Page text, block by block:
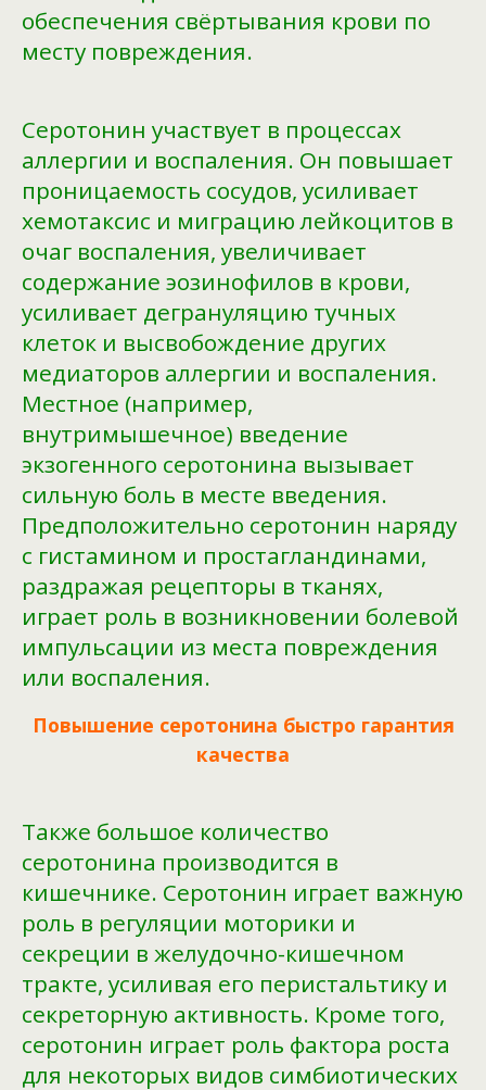
обеспечения свёртывания крови по
месту повреждения.
Серотонин участвует в процессах
аллергии и воспаления. Он повышает
проницаемость сосудов, усиливает
хемотаксис и миграцию лейкоцитов в
очаг воспаления, увеличивает
содержание эозинофилов в крови,
усиливает дегрануляцию тучных
клеток и высвобождение других
медиаторов аллергии и воспаления.
Местное (например,
внутримышечное) введение
экзогенного серотонина вызывает
сильную боль в месте введения.
Предположительно серотонин наряду
с гистамином и простагландинами,
раздражая рецепторы в тканях,
играет роль в возникновении болевой
импульсации из места повреждения
или воспаления.
Повышение серотонина быстро гарантия
качества
Также большое количество
серотонина производится в
кишечнике. Серотонин играет важную
роль в регуляции моторики и
секреции в желудочно-кишечном
тракте, усиливая его перистальтику и
секреторную активность. Кроме того,
серотонин играет роль фактора роста
для некоторых видов симбиотических